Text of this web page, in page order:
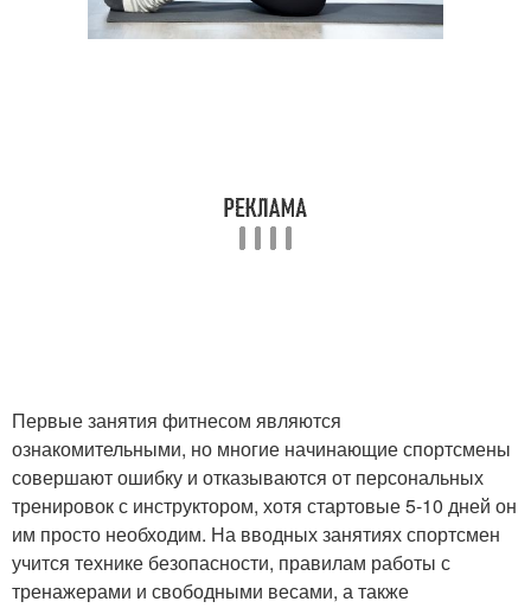
Первые занятия фитнесом являются
ознакомительными, но многие начинающие спортсмены
совершают ошибку и отказываются от персональных
тренировок с инструктором, хотя стартовые 5-10 дней он
им просто необходим. На вводных занятиях спортсмен
учится технике безопасности, правилам работы с
тренажерами и свободными весами, а также